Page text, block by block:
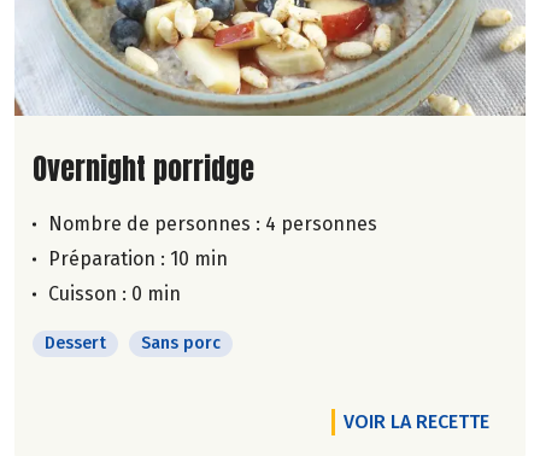
Lire la suite de la recette
Overnight porridge
Nombre de personnes : 4 personnes
Préparation : 10 min
Cuisson : 0 min
Dessert Sans porc
VOIR LA RECETTE